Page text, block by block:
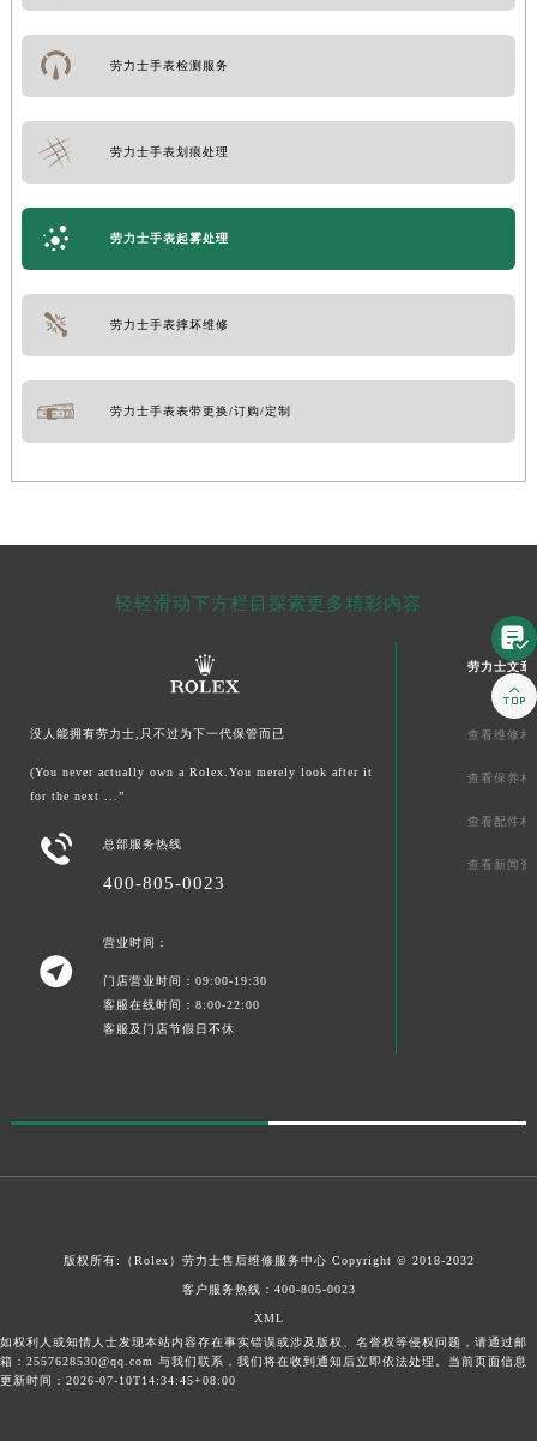
劳力士手表检测服务
劳力士手表划痕处理
劳力士手表起雾处理
劳力士手表摔坏维修
劳力士手表表带更换/订购/定制
轻轻滑动下方栏目探索更多精彩内容
没人能拥有劳力士,只不过为下一代保管而已
(You never actually own a Rolex.You merely look after it
for the next ...”
 总部服务热线
400-805-0023

营业时间：
门店营业时间：09:00-19:30
客服在线时间：8:00-22:00
客服及门店节假日不休
劳力士文章
查看维修相
查看保养相
查看配件相
查看新闻资
版权所有:（Rolex） 劳力士售后维修服务中心 Copyright © 2018-2032
客户服务热线： 400-805-0023
XML
如权利人或知情人士发现本站内容存在事实错误或涉及版权、名誉权等侵权问题，请通过邮
箱：2557628530@qq.com 与我们联系，我们将在收到通知后立即依法处理。当前页面信息
更新时间：2026-07-10T14:34:45+08:00

